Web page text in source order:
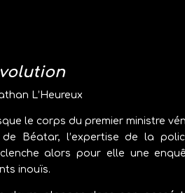
L’Heureux
le corps du premier ministre
Béatar, l’expertise de la
alors pour elle une
inouïs.